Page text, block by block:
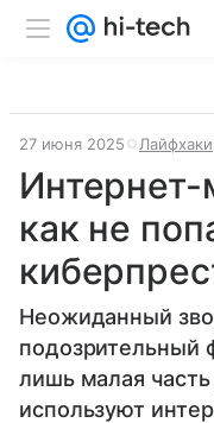
27 июня 2025 Лайфхаки
как не
Неожиданный
подозрительный
лишь малая
используют